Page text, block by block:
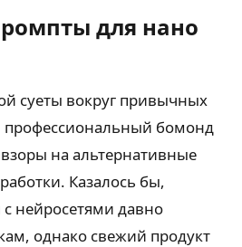
для нано
суеты вокруг привычных
бомонд
на альтернативные
Казалось бы,
нейросетями давно
однако свежий продукт